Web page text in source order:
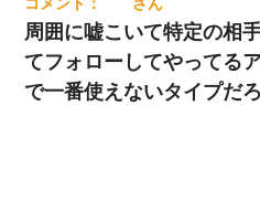
周囲に嘘こいて特定の相
てフォローしてやってる
で一番使えないタイプだろ